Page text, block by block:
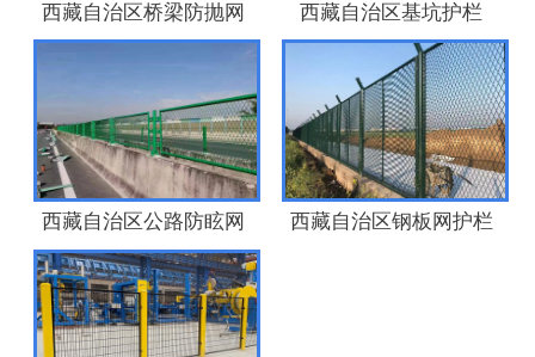
西藏自治区桥梁防抛网 西藏自治区基坑护栏
西藏自治区公路防眩网 西藏自治区钢板网护栏